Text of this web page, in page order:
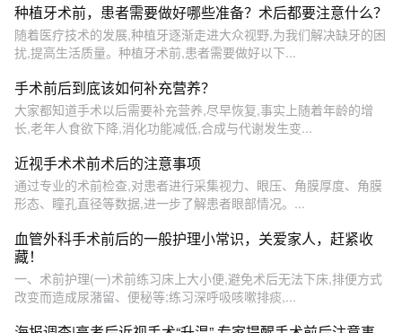
种植牙术前，患者需要做好哪些准备？术后都要注意什么？
随着医疗技术的发展,种植牙逐渐走进大众视野,为我们解决缺牙的困
扰,提高生活质量。种植牙术前,患者需要做好以下...
手术前后到底该如何补充营养？
大家都知道手术以后需要补充营养,尽早恢复,事实上随着年龄的增
长,老年人食欲下降,消化功能减低,合成与代谢发生变...
近视手术术前术后的注意事项
通过专业的术前检查,对患者进行采集视力、眼压、角膜厚度、角膜
形态、瞳孔直径等数据,进一步了解患者眼部情况。...
血管外科手术前后的一般护理小常识，关爱家人，赶紧收
藏！
一、术前护理(一)术前练习床上大小便,避免术后无法下床,排便方式
改变而造成尿潴留、便秘等;练习深呼吸咳嗽排痰,...